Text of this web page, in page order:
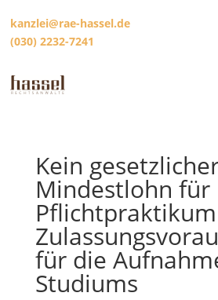
kanzlei@rae-hassel.de
(030) 2232-7241
Kein
Mindestlohn für
für die
Studiums